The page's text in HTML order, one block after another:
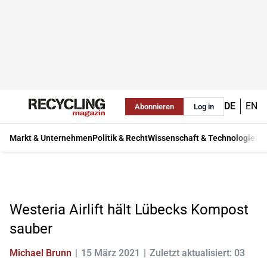
Abonnieren Log in DE EN
Markt & UnternehmenPolitik & RechtWissenschaft & Technologie
Westeria Airlift hält Lübecks Kompost
sauber
Michael Brunn 15 März 2021
Zuletzt aktualisiert: 03